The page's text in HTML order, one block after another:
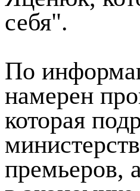
себя".
По
намерен
которая
премьеров,